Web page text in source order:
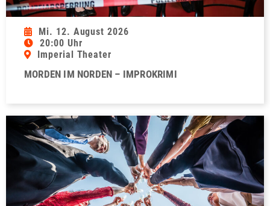
Mi. 12. August 2026
20:00 Uhr
Imperial Theater
MORDEN IM NORDEN – IMPROKRIMI